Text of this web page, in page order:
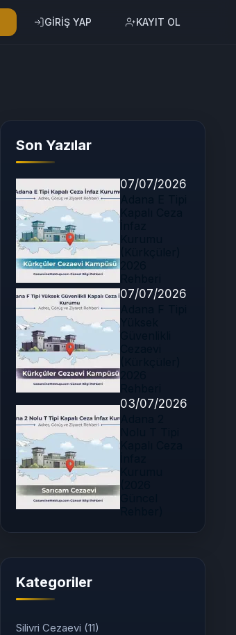
GİRİŞ YAP KAYIT OL
Son Yazılar
07/07/2026
07/07/2026
03/07/2026
Kategoriler
Silivri Cezaevi (11)